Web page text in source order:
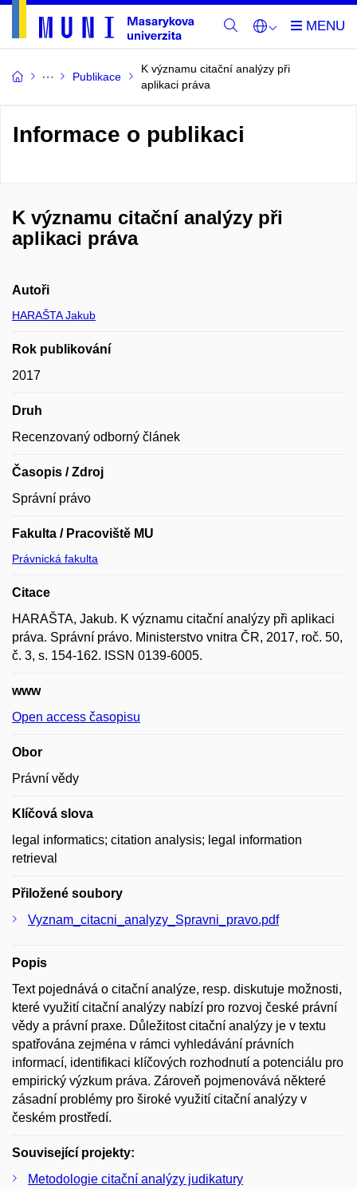
Publikace
K významu citační analýzy při
aplikaci práva
Informace o publikaci
K významu citační analýzy při
aplikaci práva
Autoři
HARAŠTA Jakub
Rok publikování
2017
Druh
Recenzovaný odborný článek
Časopis / Zdroj
Správní právo
Fakulta / Pracoviště MU
Právnická fakulta
Citace
HARAŠTA, Jakub. K významu citační analýzy při aplikaci
práva. Správní právo. Ministerstvo vnitra ČR, 2017, roč. 50,
č. 3, s. 154-162. ISSN 0139-6005.
www
Open access časopisu
Obor
Právní vědy
Klíčová slova
legal informatics; citation analysis; legal information
retrieval
Přiložené soubory
Vyznam_citacni_analyzy_Spravni_pravo.pdf
Popis
Text pojednává o citační analýze, resp. diskutuje možnosti,
které využití citační analýzy nabízí pro rozvoj české právní
vědy a právní praxe. Důležitost citační analýzy je v textu
spatřována zejména v rámci vyhledávání právních
informací, identifikaci klíčových rozhodnutí a potenciálu pro
empirický výzkum práva. Zároveň pojmenovává některé
zásadní problémy pro široké využití citační analýzy v
českém prostředí.
Související projekty:
Metodologie citační analýzy judikatury